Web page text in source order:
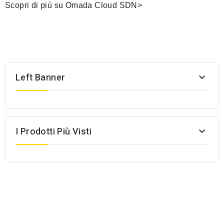
Scopri di più su Omada Cloud SDN>​
Left Banner 
I Prodotti Più Visti 